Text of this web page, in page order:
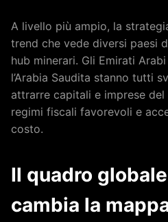
A livello più ampio, la
trend che vede diversi paesi
hub minerari. Gli Emirati
l’Arabia Saudita stanno tutti
attrarre capitali e imprese
regimi fiscali favorevoli e
costo.
Il quadro
cambia la